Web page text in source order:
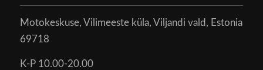
Motokeskuse, Vilimeeste küla, Viljandi vald, Estonia
69718
K-P 10.00-20.00